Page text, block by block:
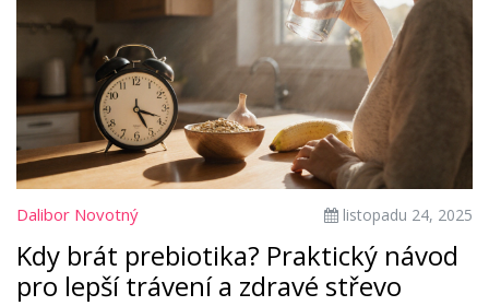
Dalibor Novotný listopadu 24, 2025
Kdy brát prebiotika? Praktický návod
pro lepší trávení a zdravé střevo